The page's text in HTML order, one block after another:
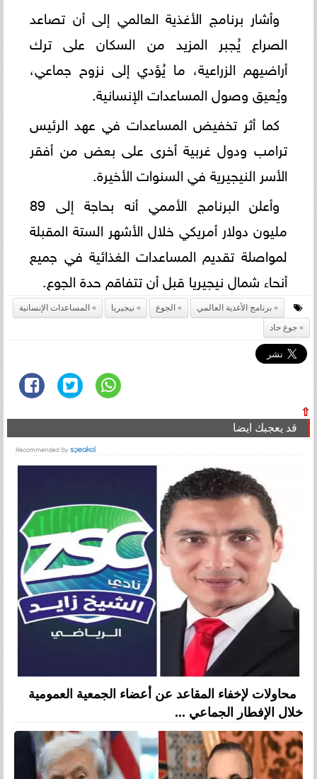
وأشار برنامج الأغذية العالمي إلى أن تصاعد
الصراع يُجبر المزيد من السكان على ترك
أراضيهم الزراعية، ما يُؤدي إلى نزوح جماعي،
ويُعيق وصول المساعدات الإنسانية.
كما أثر تخفيض المساعدات في عهد الرئيس
ترامب ودول غربية أخرى على بعض من أفقر
الأسر النيجيرية في السنوات الأخيرة.
وأعلن البرنامج الأممي أنه بحاجة إلى 89
مليون دولار أمريكي خلال الأشهر الستة المقبلة
لمواصلة تقديم المساعدات الغذائية في جميع
أنحاء شمال نيجيريا قبل أن تتفاقم حدة الجوع.
برنامج الأغذية العالمي الجوع نيجيريا
المساعدات الإنسانية
جوع حاد
⇧
قد يعجبك ايضا
محاولات لإخفاء المقاعد عن أعضاء الجمعية العمومية
خلال الإفطار الجماعي ...